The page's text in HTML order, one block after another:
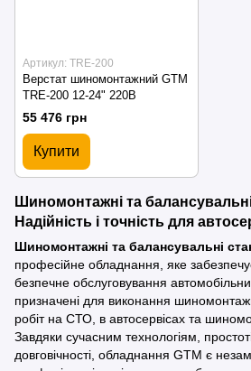
Артикул: TRE-200
Верстат шиномонтажний GTM
TRE-200 12-24" 220В
55 476 грн
Купити
Шиномонтажні та
Надійність і точність для
Шиномонтажні та балансувальні
професійне обладнання, яке
безпечне обслуговування
призначені для виконання
робіт на СТО, в автосервісах та
Завдяки сучасним технологіям,
довговічності, обладнання GTM є